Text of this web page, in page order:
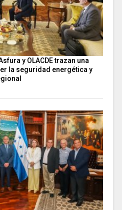
y OLACDE trazan una
la seguridad energética y